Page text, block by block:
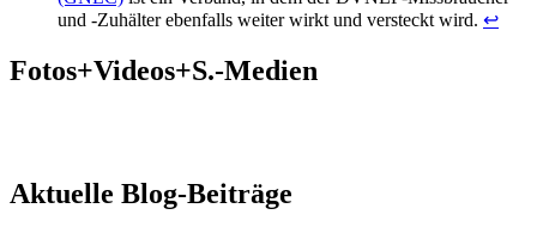
und -Zuhälter ebenfalls weiter wirkt und versteckt wird. ↩
Fotos+Videos+S.-Medien
Aktuelle Blog-Beiträge